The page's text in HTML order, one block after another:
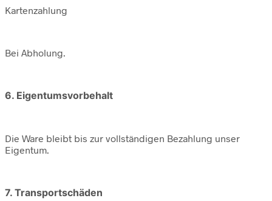
Kartenzahlung
Bei Abholung.
6. Eigentumsvorbehalt
Die Ware bleibt bis zur vollständigen Bezahlung unser
Eigentum.
7. Transportschäden